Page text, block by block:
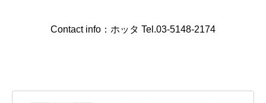
Contact info：ホッタ Tel.03-5148-2174